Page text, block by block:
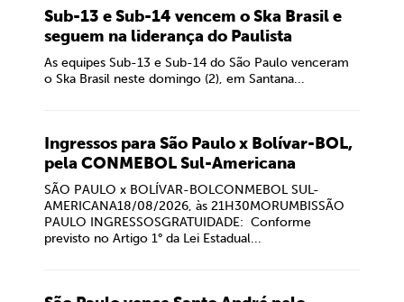
Sub-13 e Sub-14 vencem o Ska Brasil e
seguem na liderança do Paulista
As equipes Sub-13 e Sub-14 do São Paulo venceram
o Ska Brasil neste domingo (2), em Santana...
Ingressos para São Paulo x Bolívar-BOL,
pela CONMEBOL Sul-Americana
SÃO PAULO x BOLÍVAR-BOLCONMEBOL SUL-
AMERICANA18/08/2026, às 21H30MORUMBISSÃO
PAULO INGRESSOSGRATUIDADE: Conforme
previsto no Artigo 1° da Lei Estadual...